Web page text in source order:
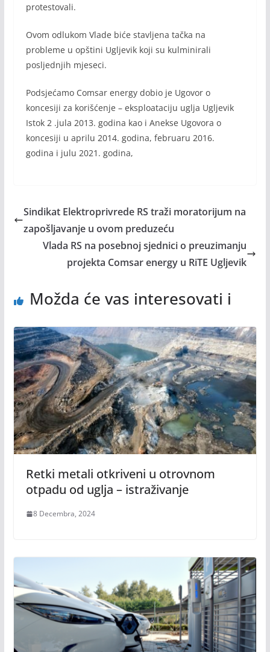
protestovali.
Ovom odlukom Vlade biće stavljena tačka na
probleme u opštini Ugljevik koji su kulminirali
posljednjih mjeseci.
Podsjećamo Comsar energy dobio je Ugovor o
koncesiji za korišćenje – eksploataciju uglja Ugljevik
Istok 2 .jula 2013. godina kao i Anekse Ugovora o
koncesiji u aprilu 2014. godina, februaru 2016.
godina i julu 2021. godina,
Sindikat Elektroprivrede RS traži moratorijum na
zapošljavanje u ovom preduzeću
Vlada RS na posebnoj sjednici o preuzimanju
projekta Comsar energy u RiTE Ugljevik
Možda će vas interesovati i
Retki metali otkriveni u otrovnom
otpadu od uglja – istraživanje
8 Decembra, 2024